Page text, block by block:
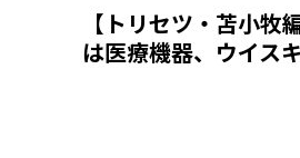
【トリセツ・苫小
は医療機器、ウイス